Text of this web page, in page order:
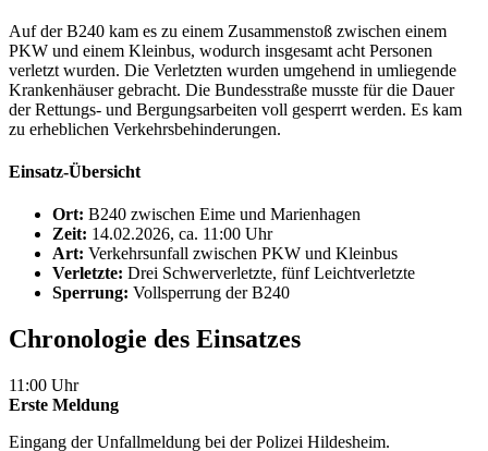
Auf der B240 kam es zu einem Zusammenstoß zwischen einem
PKW und einem Kleinbus, wodurch insgesamt acht Personen
verletzt wurden. Die Verletzten wurden umgehend in umliegende
Krankenhäuser gebracht. Die Bundesstraße musste für die Dauer
der Rettungs- und Bergungsarbeiten voll gesperrt werden. Es kam
zu erheblichen Verkehrsbehinderungen.
Einsatz-Übersicht
Ort: B240 zwischen Eime und Marienhagen
Zeit: 14.02.2026, ca. 11:00 Uhr
Art: Verkehrsunfall zwischen PKW und Kleinbus
Verletzte: Drei Schwerverletzte, fünf Leichtverletzte
Sperrung: Vollsperrung der B240
Chronologie des Einsatzes
11:00 Uhr
Erste Meldung
Eingang der Unfallmeldung bei der Polizei Hildesheim.